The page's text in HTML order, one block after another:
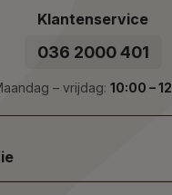
Klantenservice
036 2000 401
– vrijdag: 10:00 –